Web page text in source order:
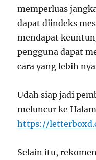
memperluas
dapat diindeks
mendapat
pengguna dapat
cara yang lebih
Udah siap jadi
meluncur ke
https://
Selain itu,